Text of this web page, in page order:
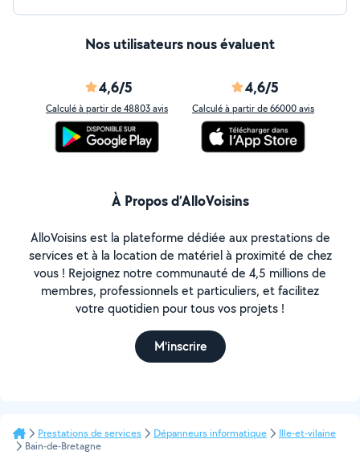
Nos utilisateurs nous évaluent
4,6/5
Calculé à partir de 48803 avis
4,6/5
Calculé à partir de 66000 avis
À Propos d’AlloVoisins
AlloVoisins est la plateforme dédiée aux prestations de
services et à la location de matériel à proximité de chez
vous ! Rejoignez notre communauté de 4,5 millions de
membres, professionnels et particuliers, et facilitez
votre quotidien pour tous vos projets !
M'inscrire
Prestations de services Dépanneurs informatique
Ille-et-vilaine
Bain-de-Bretagne